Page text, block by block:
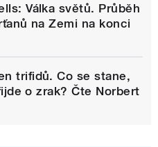
Válka světů. Průběh
na Zemi na konci
trifidů. Co se stane,
o zrak? Čte Norbert